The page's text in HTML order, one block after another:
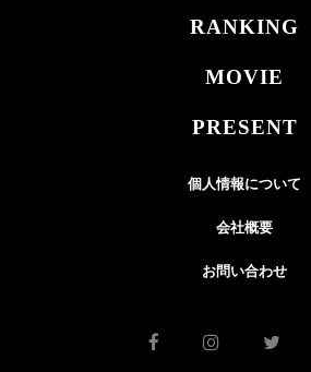
RANKING
MOVIE
PRESENT
個人情報について
会社概要
お問い合わせ